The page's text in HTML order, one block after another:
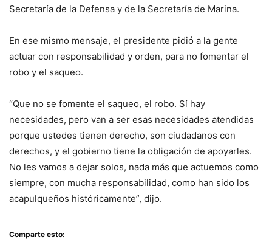
Secretaría de la Defensa y de la Secretaría de Marina.
En ese mismo mensaje, el presidente pidió a la gente
actuar con responsabilidad y orden, para no fomentar el
robo y el saqueo.
“Que no se fomente el saqueo, el robo. Sí hay
necesidades, pero van a ser esas necesidades atendidas
porque ustedes tienen derecho, son ciudadanos con
derechos, y el gobierno tiene la obligación de apoyarles.
No les vamos a dejar solos, nada más que actuemos como
siempre, con mucha responsabilidad, como han sido los
acapulqueños históricamente”, dijo.
Comparte esto: